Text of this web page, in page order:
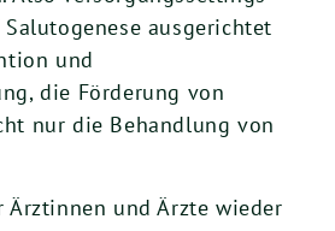
ausgerichtet
und
die Förderung von
nur die Behandlung von
und Ärzte wieder